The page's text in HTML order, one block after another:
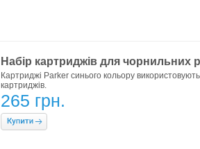
Набір картриджів для чорнильних
Картриджі Parker синього кольору
картриджів.
265 грн.